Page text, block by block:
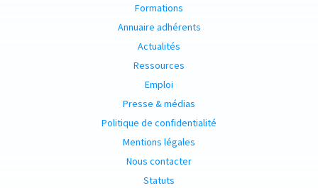
Formations
Annuaire adhérents
Actualités
Ressources
Emploi
Presse & médias
Politique de confidentialité
Mentions légales
Nous contacter
Statuts